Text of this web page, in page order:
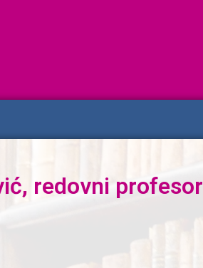
redovni profesor